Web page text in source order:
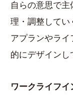
自らの意思で
理・調整してい
アプランやラ
的にデザインし
ワークライフ